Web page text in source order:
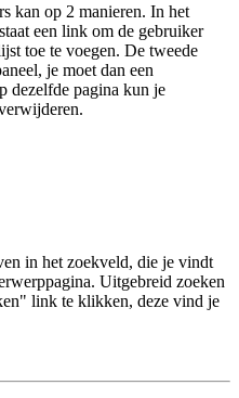
kan op 2 manieren. In het
een link om de gebruiker
toe te voegen. De tweede
je moet dan een
dezelfde pagina kun je
in het zoekveld, die je vindt
Uitgebreid zoeken
link te klikken, deze vind je